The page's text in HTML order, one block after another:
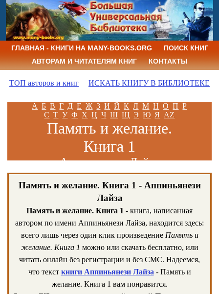
ГЛАВНАЯ - КНИГИ НА MANY-BOOKS.ORG
ПОИСК КНИГ
АВТОРАМ И ЧИТАТЕЛЯМ КНИГ
КОНТАКТЫ
ТОП авторов и книг ИСКАТЬ КНИГУ В БИБЛИОТЕКЕ
А Б В Г Д Е Ж З И Й К Л М Н О П Р
С Т У Ф Х Ц Ч Ш Щ Э Ю Я AZ
Память и желание.
Книга 1
Аппиньянези Лайза
Память и желание. Книга 1 - Аппиньянези
Лайза
Память и желание. Книга 1 - книга, написанная
автором по имени Аппиньянези Лайза, находится здесь:
всего лишь через один клик произведение Память и
желание. Книга 1 можно или скачать бесплатно, или
читать онлайн без регистрации и без СМС. Надеемся,
что текст книги Аппиньянези Лайза - Память и
желание. Книга 1 вам понравится.